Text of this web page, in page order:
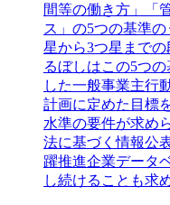
間等の働き方」「
ス」の5つの基準
星から3つ星まで
るぼしはこの5つ
した一般事業主行
計画に定めた目標
水準の要件が求め
法に基づく情報公
躍推進企業データ
し続けることも求